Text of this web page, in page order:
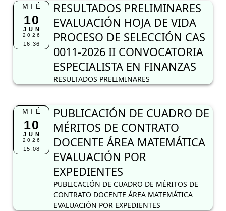
MIÉ
10
JUN
2026
16:36
RESULTADOS PRELIMINARES
EVALUACIÓN HOJA DE VIDA
PROCESO DE SELECCIÓN CAS
0011-2026 II CONVOCATORIA
ESPECIALISTA EN FINANZAS
RESULTADOS PRELIMINARES
MIÉ
10
JUN
2026
15:08
PUBLICACIÓN DE CUADRO DE
MÉRITOS DE CONTRATO
DOCENTE ÁREA MATEMÁTICA
EVALUACIÓN POR
EXPEDIENTES
PUBLICACIÓN DE CUADRO DE MÉRITOS DE
CONTRATO DOCENTE ÁREA MATEMÁTICA
EVALUACIÓN POR EXPEDIENTES